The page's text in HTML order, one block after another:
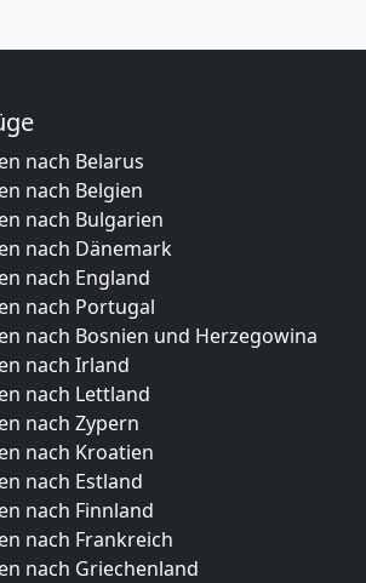
nach Belarus
nach Belgien
nach Bulgarien
nach Dänemark
nach England
nach Portugal
nach Bosnien und Herzegowina
nach Irland
nach Lettland
nach Zypern
nach Kroatien
nach Estland
nach Finnland
nach Frankreich
nach Griechenland